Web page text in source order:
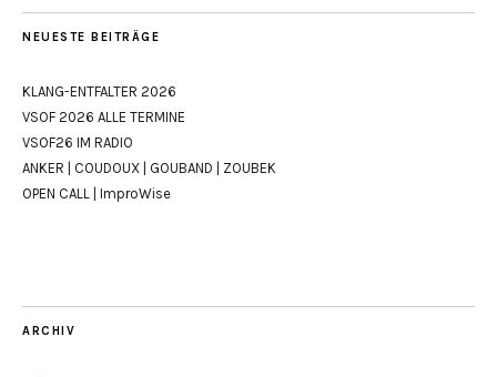
NEUESTE BEITRÄGE
KLANG-ENTFALTER 2026
VSOF 2026 ALLE TERMINE
VSOF26 IM RADIO
ANKER | COUDOUX | GOUBAND | ZOUBEK
OPEN CALL | ImproWise
ARCHIV